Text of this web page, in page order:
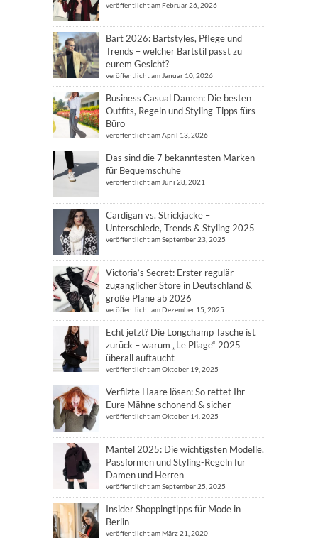
veröffentlicht am Februar 26, 2026
Bart 2026: Bartstyles, Pflege und
Trends – welcher Bartstil passt zu
eurem Gesicht?
veröffentlicht am Januar 10, 2026
Business Casual Damen: Die besten
Outfits, Regeln und Styling-Tipps fürs
Büro
veröffentlicht am April 13, 2026
Das sind die 7 bekanntesten Marken
für Bequemschuhe
veröffentlicht am Juni 28, 2021
Cardigan vs. Strickjacke –
Unterschiede, Trends & Styling 2025
veröffentlicht am September 23, 2025
Victoria’s Secret: Erster regulär
zugänglicher Store in Deutschland &
große Pläne ab 2026
veröffentlicht am Dezember 15, 2025
Echt jetzt? Die Longchamp Tasche ist
zurück – warum „Le Pliage“ 2025
überall auftaucht
veröffentlicht am Oktober 19, 2025
Verfilzte Haare lösen: So rettet Ihr
Eure Mähne schonend & sicher
veröffentlicht am Oktober 14, 2025
Mantel 2025: Die wichtigsten Modelle,
Passformen und Styling-Regeln für
Damen und Herren
veröffentlicht am September 25, 2025
Insider Shoppingtipps für Mode in
Berlin
veröffentlicht am März 21, 2020